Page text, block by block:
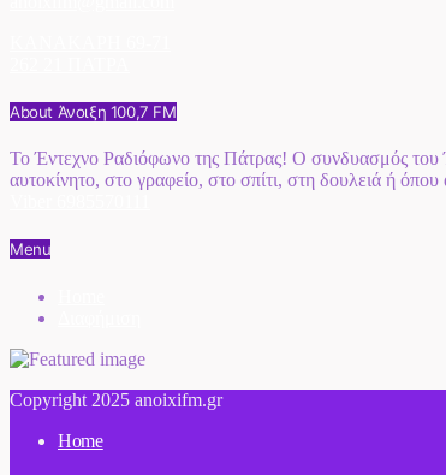
About Άνοιξη 100,7 FM
Το Έντεχνο Ραδιόφωνο της Πάτρας! Ο συνδυασμός του
αυτοκίνητο, στο γραφείο, στο σπίτι, στη δουλειά ή
Menu
Copyright 2025 anoixifm.gr
Home